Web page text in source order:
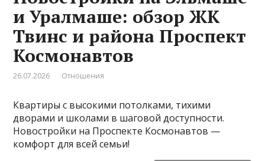
и Уралмаше: обзор ЖК
Твинс и района Проспект
Космонавтов
26.07.2026 Отношения
Квартиры с высокими потолками, тихими
дворами и школами в шаговой доступности.
Новостройки на Проспекте Космонавтов —
комфорт для всей семьи!